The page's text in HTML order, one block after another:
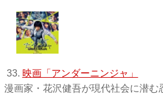
33. 映画「アンダーニンジャ」
漫画家・花沢健吾が現代社会に潜む